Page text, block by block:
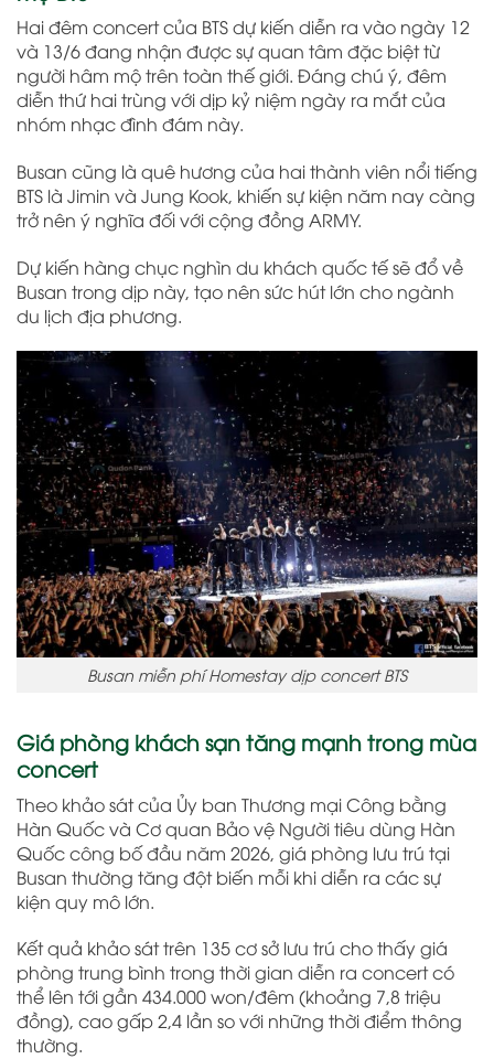
Hai đêm concert của BTS dự kiến diễn ra vào ngày 12
và 13/6 đang nhận được sự quan tâm đặc biệt từ
người hâm mộ trên toàn thế giới. Đáng chú ý, đêm
diễn thứ hai trùng với dịp kỷ niệm ngày ra mắt của
nhóm nhạc đình đám này.
Busan cũng là quê hương của hai thành viên nổi tiếng
BTS là Jimin và Jung Kook, khiến sự kiện năm nay càng
trở nên ý nghĩa đối với cộng đồng ARMY.
Dự kiến hàng chục nghìn du khách quốc tế sẽ đổ về
Busan trong dịp này, tạo nên sức hút lớn cho ngành
du lịch địa phương.
Busan miễn phí Homestay dịp concert BTS
Giá phòng khách sạn tăng mạnh trong mùa
concert
Theo khảo sát của Ủy ban Thương mại Công bằng
Hàn Quốc và Cơ quan Bảo vệ Người tiêu dùng Hàn
Quốc công bố đầu năm 2026, giá phòng lưu trú tại
Busan thường tăng đột biến mỗi khi diễn ra các sự
kiện quy mô lớn.
Kết quả khảo sát trên 135 cơ sở lưu trú cho thấy giá
phòng trung bình trong thời gian diễn ra concert có
thể lên tới gần 434.000 won/đêm (khoảng 7,8 triệu
đồng), cao gấp 2,4 lần so với những thời điểm thông
thường.